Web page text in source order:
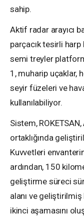
sahip.
Aktif radar arayıcı
parçacık tesirli harp
semi treyler
1, muharip uçaklar,
seyir füzeleri ve
kullanılabiliyor.
Sistem,
ortaklığında
Kuvvetleri
ardından, 150
geliştirme süreci
alanı ve
ikinci aşamasını